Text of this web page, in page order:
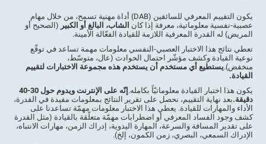
يكون التقييم المعرفي للسائقين (DAB) أداة مهنية تسمح، من خلال مهام
عصبية-نفسية معلوماتية، معرفة إذا كان الشاب، البالغ أو الكبير (الصحيح أو
المريض) له القدرة المعرفية اللازمة للقيادة الفعّالة الأمينة.
تعطي نتائج هذا الاختبار العصبي-النفسي معلومات مهمة تساعد في توقّع
نوعية القيادة وكشف مؤشّر احتمال الحوادث (عال، متوسّط،
منخفض).يستطيع أي مستخدم أن يستخدم هذه مجموعة الاختبارات لتقييم
القيادة.
يكون هذا اختبار القيادة معلوماتيّاً بكامله.
إنّه على الإنترنت ويدوم حول 30-40
دقيقة.بعد نهاية التقييم، نحصل على تقرير النتائج بمعلومات مفيدة في القدرة،
الأداء والمهارات للقيادة. يعطي هذا الاختبار معلومات مهمّة تساعدنا على
كشف وجود الفساد المعرفي أو اضطرابات مهمّة متعلّقة بالقيادة (مثل القدرة
على تقدير المسافة والسرعة، المهارة اليدوية، إدراك الزمن، مهارات الانتباه،
الإدراك السمعي، البصري، زمن الكمون، إلخ).